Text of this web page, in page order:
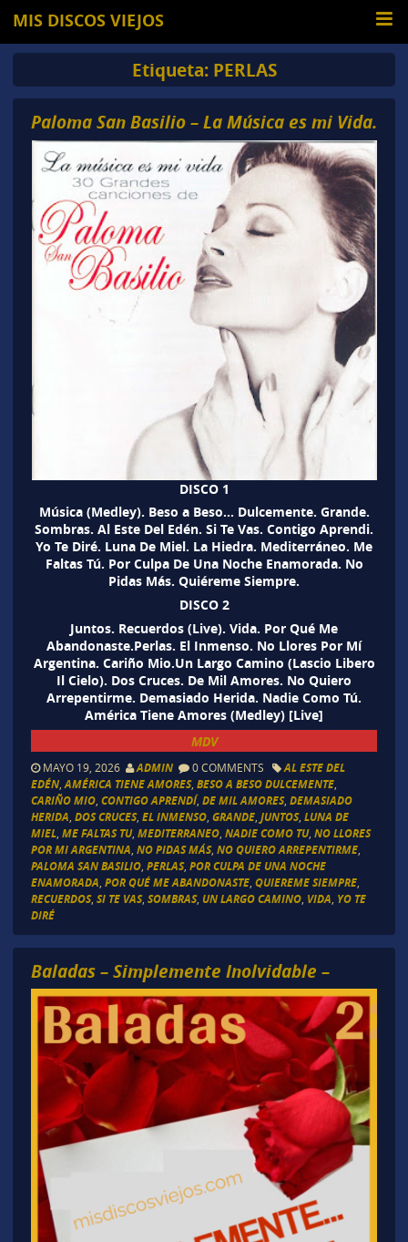
MIS DISCOS VIEJOS
Etiqueta: PERLAS
Paloma San Basilio – La Música es mi Vida.
DISCO 1
Música (Medley). Beso a Beso… Dulcemente. Grande.
Sombras. Al Este Del Edén. Si Te Vas. Contigo Aprendi.
Yo Te Diré. Luna De Miel. La Hiedra. Mediterráneo. Me
Faltas Tú. Por Culpa De Una Noche Enamorada. No
Pidas Más. Quiéreme Siempre.
DISCO 2
Juntos. Recuerdos (Live). Vida. Por Qué Me
Abandonaste.Perlas. El Inmenso. No Llores Por Mí
Argentina. Cariño Mio.Un Largo Camino (Lascio Libero
Il Cielo). Dos Cruces. De Mil Amores. No Quiero
Arrepentirme. Demasiado Herida. Nadie Como Tú.
América Tiene Amores (Medley) [Live]
MDV
MAYO 19, 2026 ADMIN 0 COMMENTS
AL ESTE DEL
EDÉN, AMÉRICA TIENE AMORES, BESO A BESO DULCEMENTE,
CARIÑO MIO, CONTIGO APRENDÍ, DE MIL AMORES, DEMASIADO
HERIDA DOS CRUCES, EL INMENSO, GRANDE, JUNTOS, LUNA DE
MIEL, ME FALTAS TU, MEDITERRANEO, NADIE COMO TU, NO LLORES
POR MI ARGENTINA NO PIDAS MÁS, NO QUIERO ARREPENTIRME,
PALOMA SAN BASILIO, PERLAS, POR CULPA DE UNA NOCHE
ENAMORADA POR QUÉ ME ABANDONASTE, QUIEREME SIEMPRE,
RECUERDOS, SI TE VAS, SOMBRAS, UN LARGO CAMINO, VIDA YO TE
DIRÉ
Baladas – Simplemente Inolvidable –